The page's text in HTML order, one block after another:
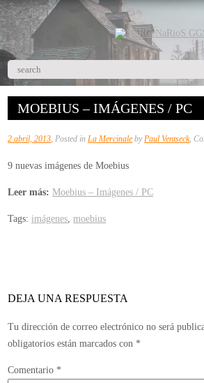
MOEBIUS – IMÁGENES / PC
2 abril, 2013, Posted inLa Mercinale byPaul Ventseck,
9 nuevas imágenes de Moebius
Leer más: Moebius – Imágenes / PC
Tags: imágenes,moebius
DEJA UNA RESPUESTA
Tu dirección de correo electrónico no será
obligatorios están marcados con *
Comentario *